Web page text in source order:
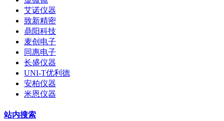
艾诺仪器
致新精密
鼎阳科技
麦创电子
同惠电子
长盛仪器
UNI-T优利德
安柏仪器
米恩仪器
站内搜索